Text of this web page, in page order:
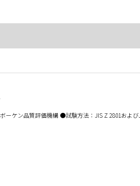
ケン品質評価機構 ●試験方法：JIS Z 2801およ